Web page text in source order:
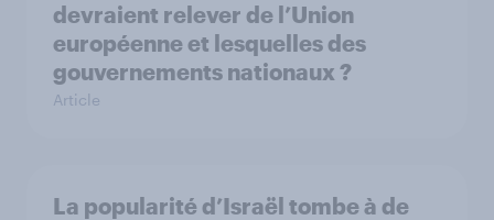
devraient relever de l’Union
européenne et lesquelles des
gouvernements nationaux ?
Article
La popularité d’Israël tombe à de